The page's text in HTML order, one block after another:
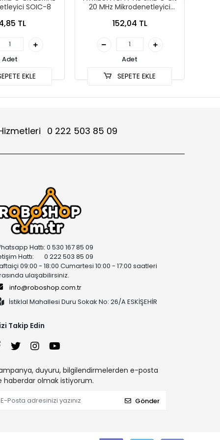
SOIC-8
TL
Adet
EKLE
20 MHz Mikrodenetleyici
152,04 TL
Adet
SEPETE EKLE
0 222 503 85 09
Hattı: 0 530 167 85 09
Hattı: 0 222 503 85 09
09:00 - 18:00 Cumartesi 10:00 - 17:00 saatleri
ulaşabilirsiniz.
info@roboshop.com.tr
İstiklal Mahallesi Duru Sokak No: 26/A ESKİŞEHİR
Takip Edin
duyuru, bilgilendirmelerden e-posta
haberdar olmak istiyorum.
Gönder